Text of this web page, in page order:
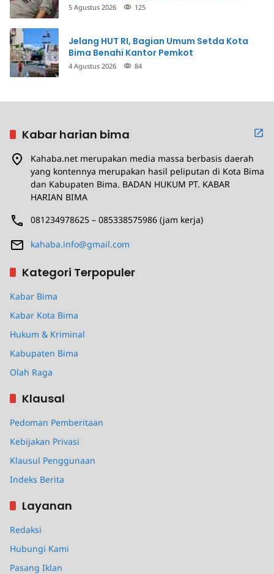
Penganiayaan
5 Agustus 2026 125
Jelang HUT RI, Bagian Umum Setda Kota
Bima Benahi Kantor Pemkot
4 Agustus 2026 84
Kabar harian bima
Kahaba.net merupakan media massa berbasis daerah
yang kontennya merupakan hasil peliputan di Kota Bima
dan Kabupaten Bima. BADAN HUKUM PT. KABAR
HARIAN BIMA
081234978625 – 085338575986 (jam kerja)
kahaba.info@gmail.com
Kategori Terpopuler
Kabar Bima
Kabar Kota Bima
Hukum & Kriminal
Kabupaten Bima
Olah Raga
Klausal
Pedoman Pemberitaan
Kebijakan Privasi
Klausul Penggunaan
Indeks Berita
Layanan
Redaksi
Hubungi Kami
Pasang Iklan